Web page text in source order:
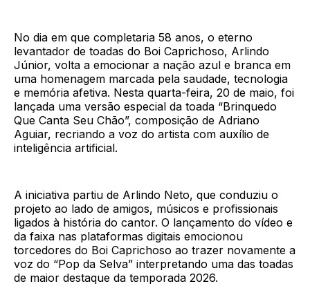
No dia em que completaria 58 anos, o eterno
levantador de toadas do Boi Caprichoso, Arlindo
Júnior, volta a emocionar a nação azul e branca em
uma homenagem marcada pela saudade, tecnologia
e memória afetiva. Nesta quarta-feira, 20 de maio, foi
lançada uma versão especial da toada “Brinquedo
Que Canta Seu Chão”, composição de Adriano
Aguiar, recriando a voz do artista com auxílio de
inteligência artificial.
A iniciativa partiu de Arlindo Neto, que conduziu o
projeto ao lado de amigos, músicos e profissionais
ligados à história do cantor. O lançamento do vídeo e
da faixa nas plataformas digitais emocionou
torcedores do Boi Caprichoso ao trazer novamente a
voz do “Pop da Selva” interpretando uma das toadas
de maior destaque da temporada 2026.